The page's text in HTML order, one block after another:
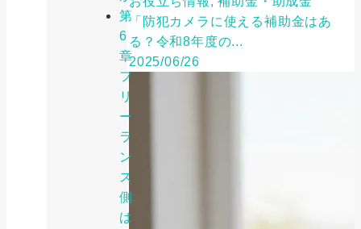
第
6
章
フ
リ
ー
ラ
ン
ス
側
は
「防犯カメラに使える補助金はあ
る？令和8年度の...
2025/06/26